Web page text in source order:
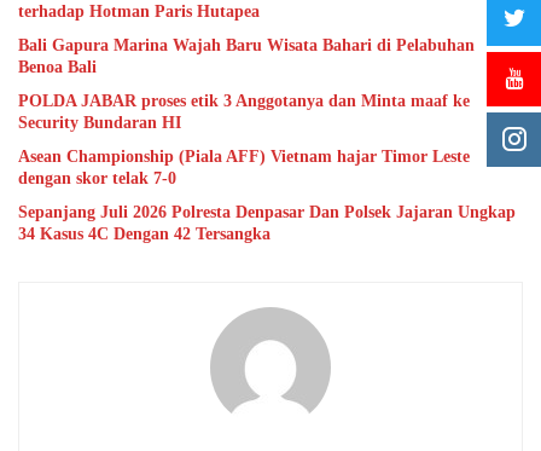
terhadap Hotman Paris Hutapea
Bali Gapura Marina Wajah Baru Wisata Bahari di Pelabuhan
Benoa Bali
POLDA JABAR proses etik 3 Anggotanya dan Minta maaf ke
Security Bundaran HI
Asean Championship (Piala AFF) Vietnam hajar Timor Leste
dengan skor telak 7-0
Sepanjang Juli 2026 Polresta Denpasar Dan Polsek Jajaran Ungkap
34 Kasus 4C Dengan 42 Tersangka